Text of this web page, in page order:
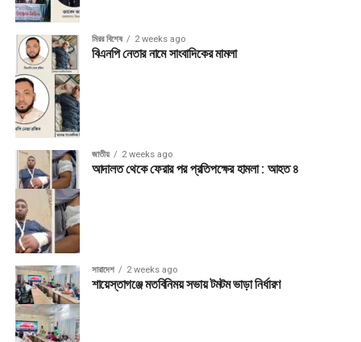
মিরর বিশেষ 2 weeks ago
বিএনপি নেতার নামে সাংবাদিকের মামলা
জাতীয় 2 weeks ago
আদালত থেকে ফেরার পর প্রতিপক্ষের হামলা : আহত ৪
সারাদেশ 2 weeks ago
শায়েস্তাগঞ্জে মতবিনিময় সভায় টমটম ভাড়া নির্ধারণ